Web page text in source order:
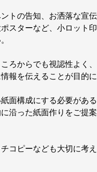
トの告知、お洒落な宣伝
スターなど、小ロット印
ろからでも視認性よく、
報を伝えることが目的に
面構成にする必要がある
沿った紙面作りをご提案
コピーなども大切に考え